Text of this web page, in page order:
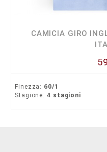
CAMICIA GIRO
Finezza: 60/1
Stagione: 4 stagioni